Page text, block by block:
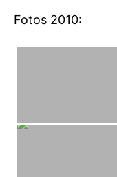
Fotos 2010: